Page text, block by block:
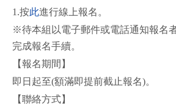
1.按此進行線上報名。
※待本組以電子郵件或電話通知報名
完成報名手續。
【報名期間】
即日起至(額滿即提前截止報名)。
【聯絡方式】